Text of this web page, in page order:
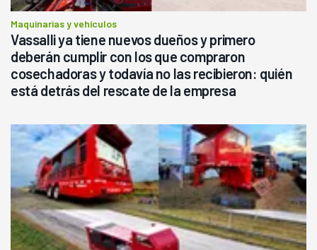
Maquinarias y vehículos
Vassalli ya tiene nuevos dueños y primero
deberán cumplir con los que compraron
cosechadoras y todavía no las recibieron: quién
está detrás del rescate de la empresa